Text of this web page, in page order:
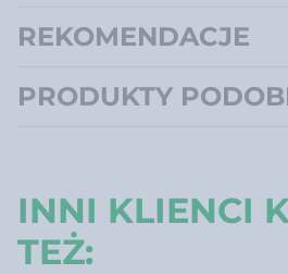
REKOMENDACJE
PRODUKTY
INNI KLIENCI
TEŻ: